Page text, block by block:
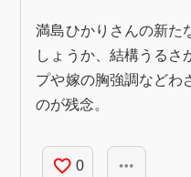
満島ひかりさんの新た
しょうか、結構うるさ
プや嫁の胸強調などわ
のが残念。
favorite_border 0 more_horiz